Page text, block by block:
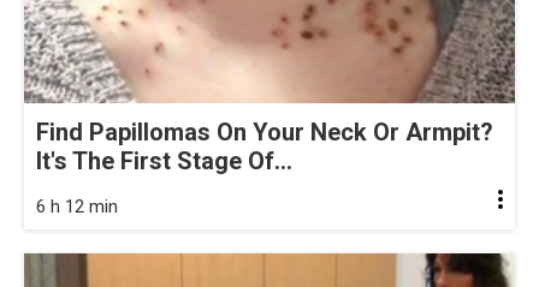
Find Papillomas On Your Neck Or Armpit?
It's The First Stage Of...
6 h 12 min